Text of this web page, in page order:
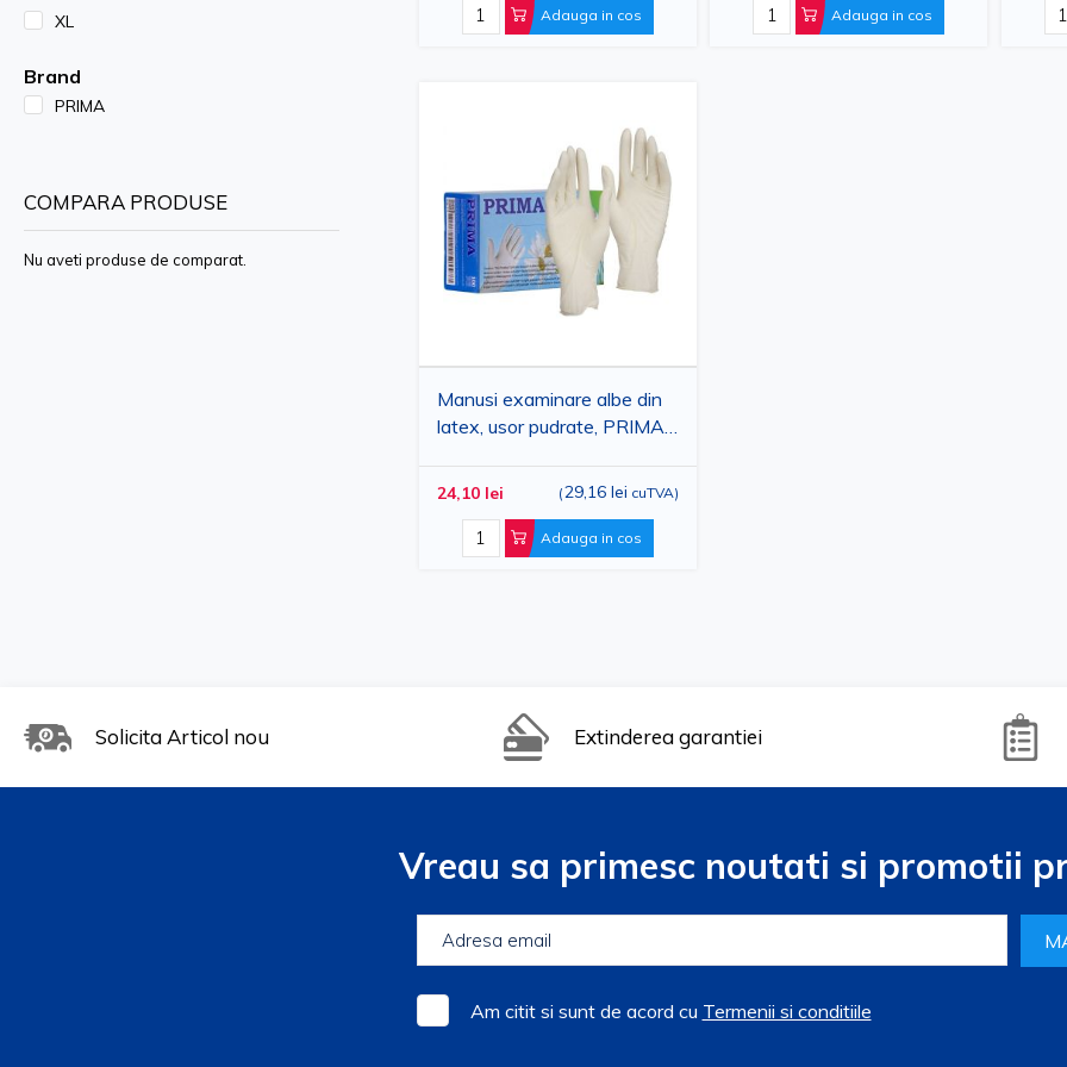
Manusi Examinare Latex si Nitril - Medical - standarde stricte
Adauga in cos Adauga in cos
Manusi examinare albe din
latex, usor pudrate, PRIMA,
24,10 lei (29,16 lei cuTVA)
Adauga in cos
XL
Brand
PRIMA
COMPARA PRODUSE
Nu aveti produse de comparat.
Solicita Articol nou Extinderea garantiei
Vreau sa primesc noutati si promotii
Am citit si sunt de acord cu Termenii si conditiile